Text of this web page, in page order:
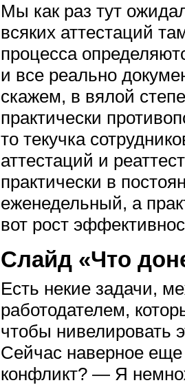
Мы как раз тут
всяких аттестаций
процесса
и все реально
скажем, в вялой
практически
то текучка
аттестаций и
практически в
еженедельный, а
вот рост
Слайд «Что
Есть некие задачи,
работодателем,
чтобы нивелировать
Сейчас наверное
конфликт? — Я